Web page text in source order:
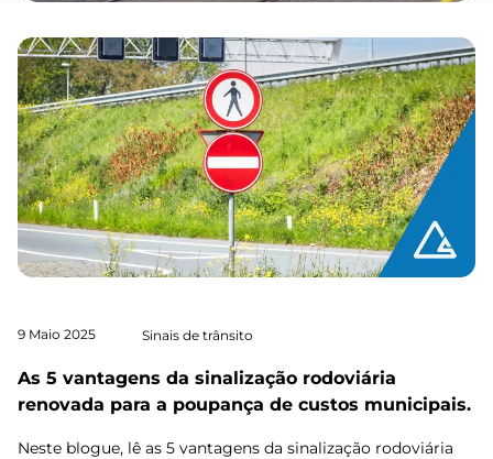
9 Maio 2025 Sinais de trânsito
As 5 vantagens da sinalização rodoviária
renovada para a poupança de custos municipais.
Neste blogue, lê as 5 vantagens da sinalização rodoviária